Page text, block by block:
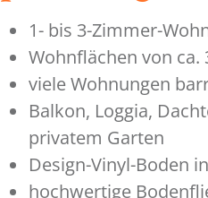
1- bis 3-Zimmer-
Wohnflächen von ca.
viele Wohnungen
Balkon, Loggia,
privatem Garten
Design-Vinyl-Boden
hochwertige